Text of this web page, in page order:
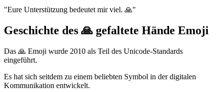
"Eure Unterstützung bedeutet mir viel. 🙏"
Geschichte des 🙏 gefaltete Hände Emoji
Das 🙏 Emoji wurde 2010 als Teil des Unicode-Standards
eingeführt.
Es hat sich seitdem zu einem beliebten Symbol in der digitalen
Kommunikation entwickelt.